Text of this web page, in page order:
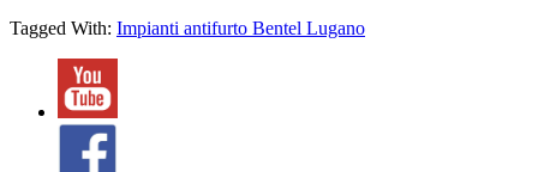
Tagged With: Impianti antifurto Bentel Lugano